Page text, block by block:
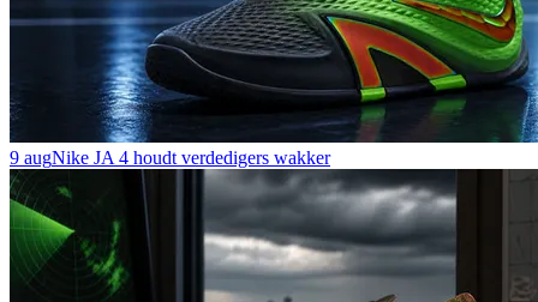
9 augNike JA 4 houdt verdedigers wakker